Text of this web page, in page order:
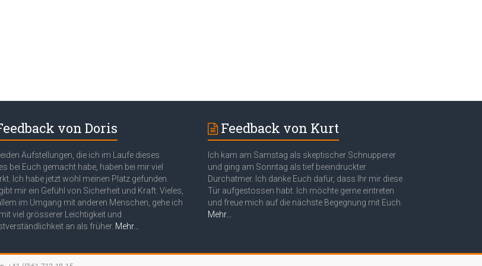
von Doris
Aufstellungen, die ich im Laufe dieses
bei Euch gemacht habe, haben bei mir viel
Ich habe jetzt wohl meinen Platz gefunden.
mir ein Gefühl von Sicherheit und Kraft. Vieles,
im Umgang mit anderen Menschen, gehe ich
viel grösserer Leichtigkeit und
an als früher. Mehr...
Feedback von Kurt
Ich kam am Samstag als skeptischer Schnupperer
und ging am Sonntag als tief beeindruckter
Durchatmer. Ich danke Euch dafür, dass Ihr mir diese
Tür aufgestossen habt. Ich möchte gerne eintreten
und freue mich auf die nächste Begegnung mit Euch.
Mehr...